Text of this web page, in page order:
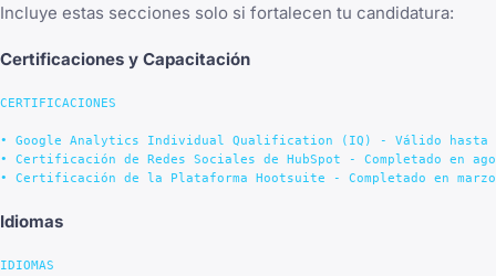
Incluye estas secciones solo si fortalecen tu candidatura:
Certificaciones y Capacitación
CERTIFICACIONES
• Google Analytics Individual Qualification (IQ) - Válido hasta
• Certificación de Redes Sociales de HubSpot - Completado en
Idiomas
IDIOMAS